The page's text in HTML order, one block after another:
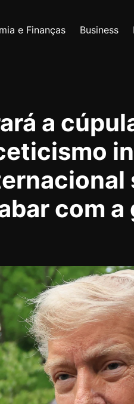
e Finanças Business
a
com a